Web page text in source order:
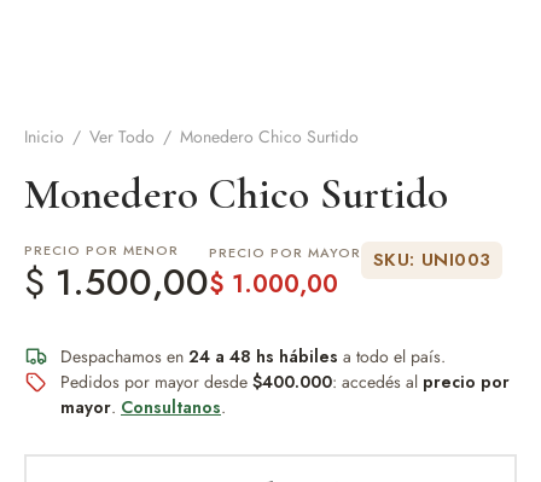
Inicio / Ver Todo / Monedero Chico Surtido
Monedero Chico Surtido
SKU: UNI003
PRECIO POR MENOR
$ 1.500,00
PRECIO POR MAYOR
$ 1.000,00
Despachamos en 24 a 48 hs hábiles a todo el país.
Pedidos por mayor desde $400.000: accedés al precio por
mayor. Consultanos.
y accesorios